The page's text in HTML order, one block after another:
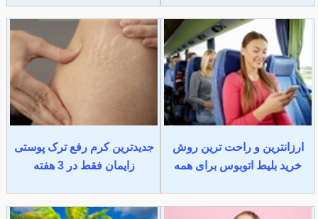
ارزانترین و راحت ترین روش
خرید بلیط اتوبوس برای همه
جدیدترین کرم رفع ترک پوستی
زایمان فقط در 3 هفته